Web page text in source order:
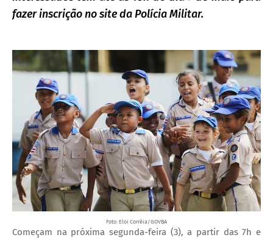
fazer inscrição no site da Polícia Militar.
Foto: Eloi Corrêia/GOVBA
Começam na próxima segunda-feira (3), a partir das 7h e